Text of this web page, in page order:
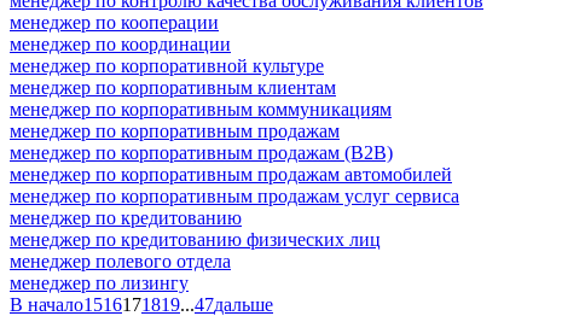
менеджер по кооперации
менеджер по координации
менеджер по корпоративной культуре
менеджер по корпоративным клиентам
менеджер по корпоративным коммуникациям
менеджер по корпоративным продажам
менеджер по корпоративным продажам (B2B)
менеджер по корпоративным продажам автомобилей
менеджер по корпоративным продажам услуг сервиса
менеджер по кредитованию
менеджер по кредитованию физических лиц
менеджер полевого отдела
менеджер по лизингу
В начало1516171819...47дальше